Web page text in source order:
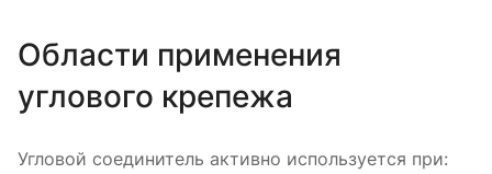
Области применения
углового крепежа
Угловой соединитель активно используется при: